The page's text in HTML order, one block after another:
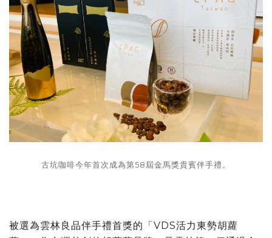
古坑咖啡今年首次成為第58屆金馬獎貴賓伴手禮。
被選為雲林良品伴手禮首獎的「VDS活力東勢胡蘿